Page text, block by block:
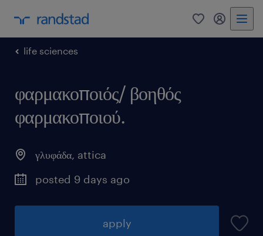
0 my
life sciences
φαρμακοποιός/ βοηθός
φαρμακοποιού.
γλυφάδα, attica
posted 9 days ago
apply